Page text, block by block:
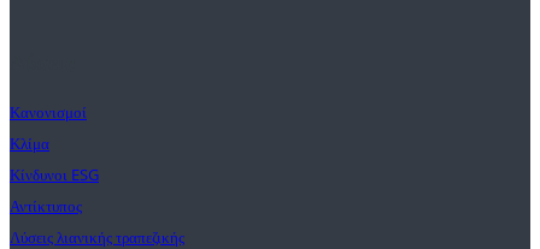
Κανονισμοί
Κλίμα
Κίνδυνοι ESG
Αντίκτυπος
Λύσεις λιανικής τραπεζικής